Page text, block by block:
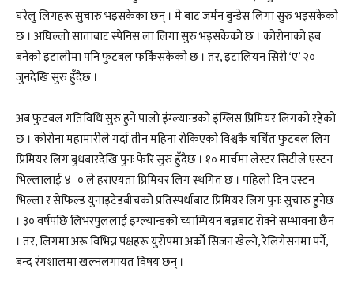
घरेलु लिगहरू सुचारु भइसकेका छन् । मे बाट जर्मन बुन्डेस लिगा सुरु भइसकेको
छ । अघिल्लो साताबाट स्पेनिस ला लिगा सुरु भइसकेको छ । कोरोनाको हब
बनेको इटालीमा पनि फुटबल फर्किसकेको छ । तर, इटालियन सिरी ‘ए’ २०
जुनदेखि सुरु हुँदैछ ।
अब फुटबल गतिविधि सुरु हुने पालो इंग्ल्यान्डको इंग्लिस प्रिमियर लिगको रहेको
छ । कोरोना महामारीले गर्दा तीन महिना रोकिएको विश्वकै चर्चित फुटबल लिग
प्रिमियर लिग बुधबारदेखि पुनः फेरि सुरु हुँदैछ । १० मार्चमा लेस्टर सिटीले एस्टन
भिल्लालाई ४–० ले हराएयता प्रिमियर लिग स्थगित छ । पहिलो दिन एस्टन
भिल्ला र सेफिल्ड युनाइटेडबीचको प्रतिस्पर्धाबाट प्रिमियर लिग पुनः सुचारु हुनेछ
। ३० वर्षपछि लिभरपुललाई इंग्ल्यान्डको च्याम्पियन बन्नबाट रोक्ने सम्भावना छैन
। तर, लिगमा अरू विभिन्न पक्षहरू युरोपमा अर्को सिजन खेल्ने, रेलिगेसनमा पर्ने,
बन्द रंगशालमा खल्नलगायत विषय छन् ।